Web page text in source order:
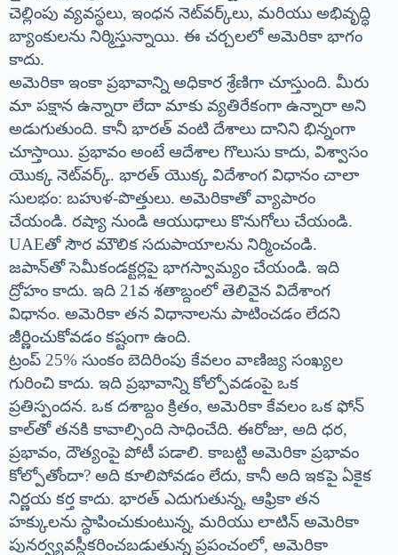
చెల్లింపు వ్యవస్థలు, ఇంధన నెట్‌వర్క్‌లు, మరియు అభివృద్ధి
బ్యాంకులను నిర్మిస్తున్నాయి. ఈ చర్చలలో అమెరికా భాగం
కాదు.
అమెరికా ఇంకా ప్రభావాన్ని అధికార శ్రేణిగా చూస్తుంది. మీరు
మా పక్షాన ఉన్నారా లేదా మాకు వ్యతిరేకంగా ఉన్నారా అని
అడుగుతుంది. కానీ భారత్ వంటి దేశాలు దానిని భిన్నంగా
చూస్తాయి. ప్రభావం అంటే ఆదేశాల గొలుసు కాదు, విశ్వాసం
యొక్క నెట్‌వర్క్. భారత్ యొక్క విదేశాంగ విధానం చాలా
సులభం: బహుళ-పొత్తులు. అమెరికాతో వ్యాపారం
చేయండి. రష్యా నుండి ఆయుధాలు కొనుగోలు చేయండి.
UAEతో సౌర మౌలిక సదుపాయాలను నిర్మించండి.
జపాన్‌తో సెమీకండక్టర్లపై భాగస్వామ్యం చేయండి. ఇది
ద్రోహం కాదు. ఇది 21వ శతాబ్దంలో తెలివైన విదేశాంగ
విధానం. అమెరికా తన విధానాలను పాటించడం లేదని
జీర్ణించుకోవడం కష్టంగా ఉంది.
ట్రంప్ 25% సుంకం బెదిరింపు కేవలం వాణిజ్య సంఖ్యల
గురించి కాదు. ఇది ప్రభావాన్ని కోల్పోవడంపై ఒక
ప్రతిస్పందన. ఒక దశాబ్దం క్రితం, అమెరికా కేవలం ఒక ఫోన్
కాల్‌తో తనకి కావాల్సింది సాధించేది. ఈరోజు, అది ధర,
ప్రభావం, దౌత్యంపై పోటీ పడాలి. కాబట్టి అమెరికా ప్రభావం
కోల్పోతోందా? అది కూలిపోవడం లేదు, కానీ అది ఇకపై ఏకైక
నిర్ణయ కర్త కాదు. భారత్ ఎదుగుతున్న, ఆఫ్రికా తన
హక్కులను స్థాపించుకుంటున్న, మరియు లాటిన్ అమెరికా
పునర్వ్యవస్థీకరించబడుతున్న ప్రపంచంలో, అమెరికా